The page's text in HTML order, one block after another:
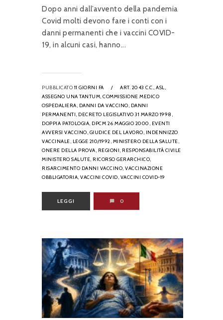
Dopo anni dall’avvento della pandemia
Covid molti devono fare i conti con i
danni permanenti che i vaccini COVID-
19, in alcuni casi, hanno...
PUBBLICATO 11 GIORNI FA / ART. 2043 C.C., ASL,
ASSEGNO UNA TANTUM, COMMISSIONE MEDICO
OSPEDALIERA, DANNI DA VACCINO, DANNI
PERMANENTI, DECRETO LEGISLATIVO 31 MARZO 1998,
DOPPIA PATOLOGIA, DPCM 26 MAGGIO 2000, EVENTI
AVVERSI VACCINO, GIUDICE DEL LAVORO, INDENNIZZO
VACCINALE, LEGGE 210/1992, MINISTERO DELLA SALUTE,
ONERE DELLA PROVA, REGIONI, RESPONSABILITÀ CIVILE
MINISTERO SALUTE, RICORSO GERARCHICO,
RISARCIMENTO DANNI VACCINO, VACCINAZIONE
OBBLIGATORIA, VACCINI COVID, VACCINI COVID-19
LEGGI 0